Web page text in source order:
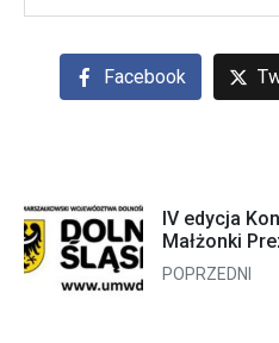
Facebook
IV edycja
Małżonki
POPRZEDNI